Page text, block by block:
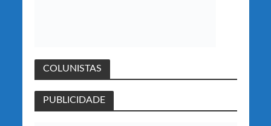
COLUNISTAS
PUBLICIDADE